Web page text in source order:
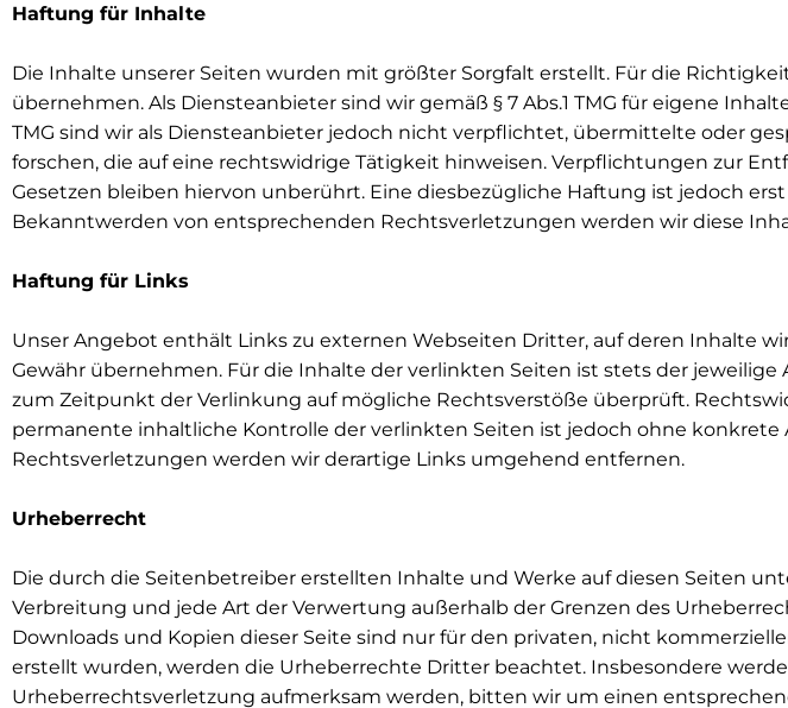
Haftung für Inhalte
Die Inhalte unserer Seiten wurden mit größter Sorgfalt erstellt. Für die
übernehmen. Als Diensteanbieter sind wir gemäß § 7 Abs.1 TMG für eigene
TMG sind wir als Diensteanbieter jedoch nicht verpflichtet, übermittelte oder
forschen, die auf eine rechtswidrige Tätigkeit hinweisen. Verpflichtungen zur
Gesetzen bleiben hiervon unberührt. Eine diesbezügliche Haftung ist jedoch
Bekanntwerden von entsprechenden Rechtsverletzungen werden wir diese
Haftung für Links
Unser Angebot enthält Links zu externen Webseiten Dritter, auf deren Inhalte
Gewähr übernehmen. Für die Inhalte der verlinkten Seiten ist stets der
zum Zeitpunkt der Verlinkung auf mögliche Rechtsverstöße überprüft.
permanente inhaltliche Kontrolle der verlinkten Seiten ist jedoch ohne
Rechtsverletzungen werden wir derartige Links umgehend entfernen.
Urheberrecht
Die durch die Seitenbetreiber erstellten Inhalte und Werke auf diesen Seiten
Verbreitung und jede Art der Verwertung außerhalb der Grenzen des
Downloads und Kopien dieser Seite sind nur für den privaten, nicht
erstellt wurden, werden die Urheberrechte Dritter beachtet. Insbesondere
Urheberrechtsverletzung aufmerksam werden, bitten wir um einen